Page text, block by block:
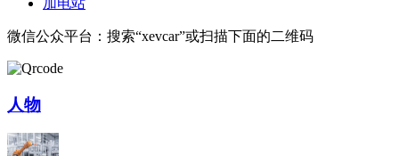
微信公众平台：搜索“xevcar”或扫描下面的二维码
人物